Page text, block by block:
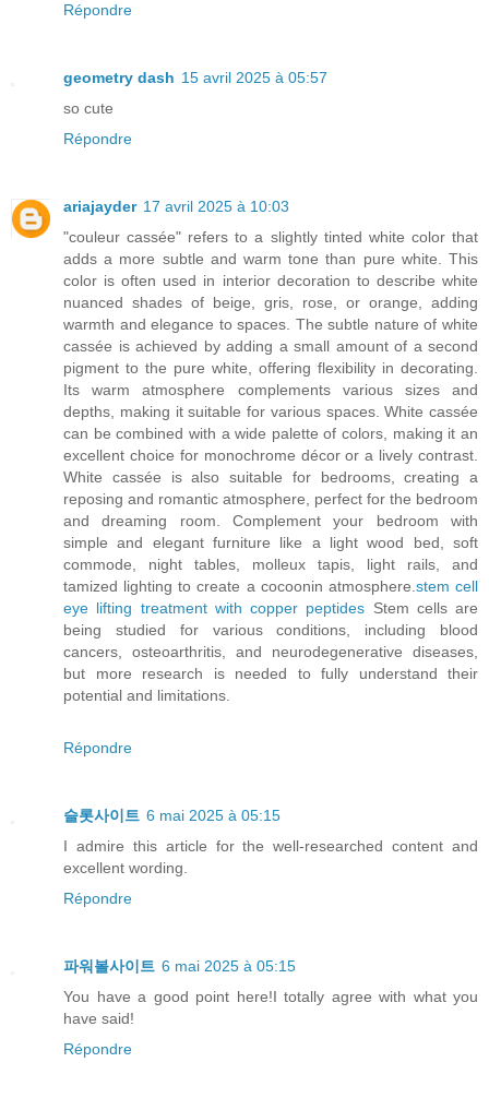
Répondre
geometry dash 15 avril 2025 à 05:57
so cute
Répondre
ariajayder 17 avril 2025 à 10:03
"couleur cassée" refers to a slightly tinted white color that
adds a more subtle and warm tone than pure white. This
color is often used in interior decoration to describe white
nuanced shades of beige, gris, rose, or orange, adding
warmth and elegance to spaces. The subtle nature of white
cassée is achieved by adding a small amount of a second
pigment to the pure white, offering flexibility in decorating.
Its warm atmosphere complements various sizes and
depths, making it suitable for various spaces. White cassée
can be combined with a wide palette of colors, making it an
excellent choice for monochrome décor or a lively contrast.
White cassée is also suitable for bedrooms, creating a
reposing and romantic atmosphere, perfect for the bedroom
and dreaming room. Complement your bedroom with
simple and elegant furniture like a light wood bed, soft
commode, night tables, molleux tapis, light rails, and
tamized lighting to create a cocoonin atmosphere.stem cell
eye lifting treatment with copper peptides Stem cells are
being studied for various conditions, including blood
cancers, osteoarthritis, and neurodegenerative diseases,
but more research is needed to fully understand their
potential and limitations.
Répondre
슬롯사이트 6 mai 2025 à 05:15
I admire this article for the well-researched content and
excellent wording.
Répondre
파워볼사이트 6 mai 2025 à 05:15
You have a good point here!I totally agree with what you
have said!
Répondre